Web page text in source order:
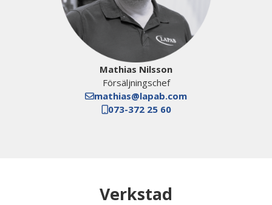
Mathias Nilsson
Försäljningschef
mathias@lapab.com
073-372 25 60
Verkstad